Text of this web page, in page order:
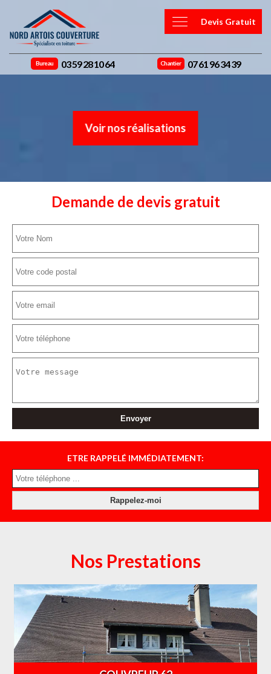
Devis Gratuit
Bureau 03 59 28 10 64 Chantier 07 61 96 34 39
Voir nos réalisations
Demande de devis gratuit
ETRE RAPPELÉ IMMÉDIATEMENT:
Nos Prestations